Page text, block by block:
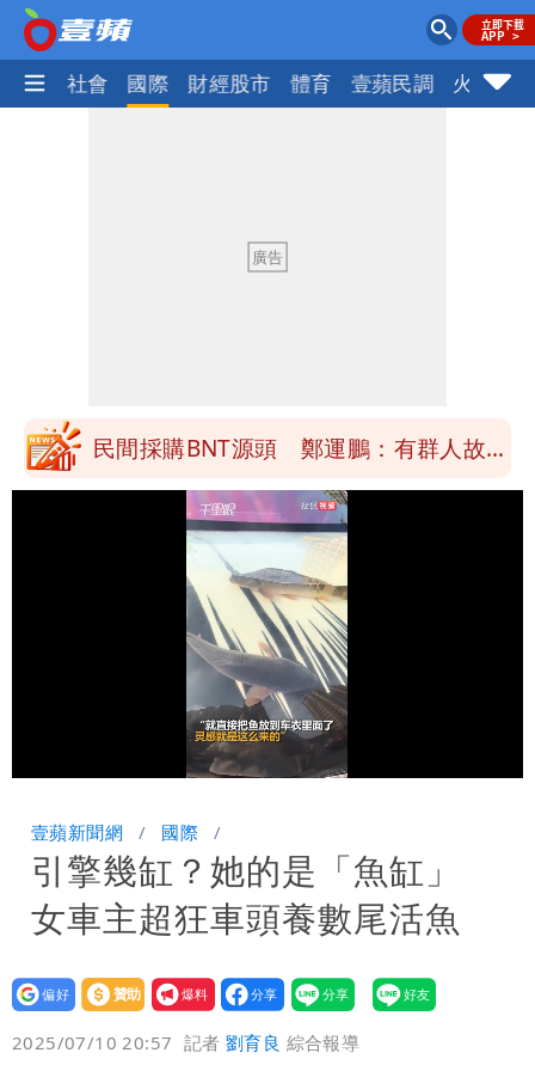
政治 社會 國際 財經股市 體育 壹蘋民調 火線話
男裁判勒令女選手「解衣」檢查
他二刷《蜘蛛人》一路劇透 周圍觀眾氣
沒水用
民間採購BNT源頭 鄭運鵬：有群人故意
「洗腦台灣人兩觀念」
女生一對A錯了嗎？環法女子自由車賽
男裁判勒令女選手「解衣」檢查
他二刷《蜘蛛人》一路劇透 周圍觀眾氣
Loaded
100.00%
壹蘋新聞網 國際
引擎幾缸？她的是「魚缸」
女車主超狂車頭養數尾活魚
設為
贊助
我要
爆料
2025/07/10 20:57 記者劉育良 綜合報導